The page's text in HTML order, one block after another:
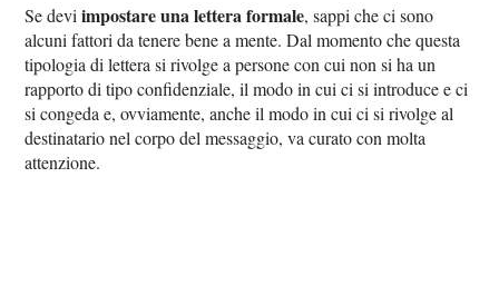
Se deviimpostare una lettera formale, sappi che ci sono
alcuni fattori da tenere bene a mente. Dal momento che questa
tipologia di lettera si rivolge a persone con cui non si ha un
rapporto di tipo confidenziale, il modo in cui ci si introduce e ci
si congeda e, ovviamente, anche il modo in cui ci si rivolge al
destinatario nel corpo del messaggio, va curato con molta
attenzione.